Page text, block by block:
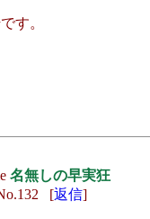
す。
名無しの早実狂
[返信]